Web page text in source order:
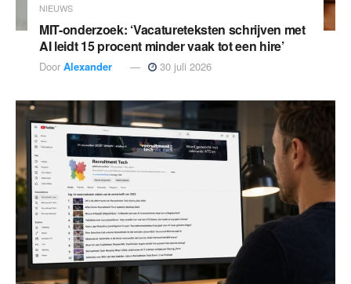
NIEUWS
MIT-onderzoek: ‘Vacatureteksten schrijven met
AI leidt 15 procent minder vaak tot een hire’
Door Alexander 30 juli 2026